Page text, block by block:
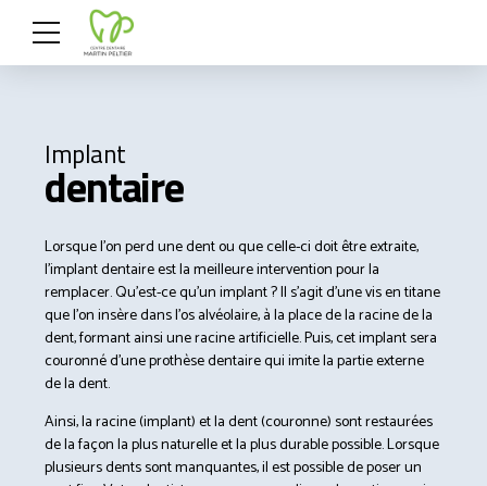
Implant
dentaire
Lorsque l’on perd une dent ou que celle-ci doit être extraite,
l’implant dentaire est la meilleure intervention pour la
remplacer. Qu’est-ce qu’un implant ? Il s’agit d’une vis en titane
que l’on insère dans l’os alvéolaire, à la place de la racine de la
dent, formant ainsi une racine artificielle. Puis, cet implant sera
couronné d’une prothèse dentaire qui imite la partie externe
de la dent.
Ainsi, la racine (implant) et la dent (couronne) sont restaurées
de la façon la plus naturelle et la plus durable possible. Lorsque
plusieurs dents sont manquantes, il est possible de poser un